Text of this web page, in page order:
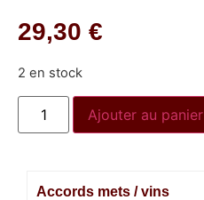
29,30 €
2 en stock
Ajouter au panier
Accords mets / vins